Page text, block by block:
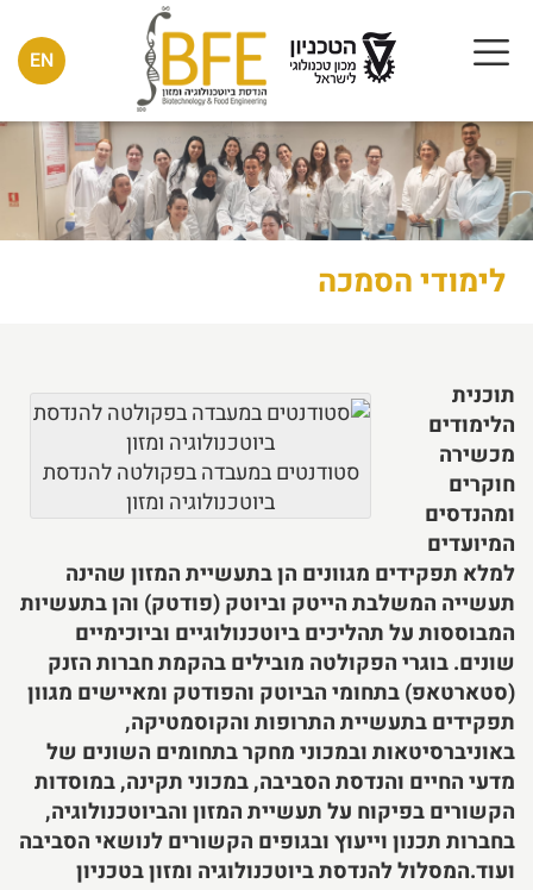
EN
לימודי הסמכה
סטודנטים במעבדה בפקולטה להנדסת
ביוטכנולוגיה ומזון
תוכנית
הלימודים
מכשירה
חוקרים
ומהנדסים
המיועדים
למלא תפקידים מגוונים הן בתעשיית המזון שהינה
תעשייה המשלבת הייטק וביוטק (פודטק) והן בתעשיות
המבוססות על תהליכים ביוטכנולוגיים וביוכימיים
שונים. בוגרי הפקולטה מובילים בהקמת חברות הזנק
(סטארטאפ) בתחומי הביוטק והפודטק ומאיישים מגוון
תפקידים בתעשיית התרופות והקוסמטיקה,
באוניברסיטאות ובמכוני מחקר בתחומים השונים של
מדעי החיים והנדסת הסביבה, במכוני תקינה, במוסדות
הקשורים בפיקוח על תעשיית המזון והביוטכנולוגיה,
בחברות תכנון וייעוץ ובגופים הקשורים לנושאי הסביבה
ועוד.המסלול להנדסת ביוטכנולוגיה ומזון בטכניון